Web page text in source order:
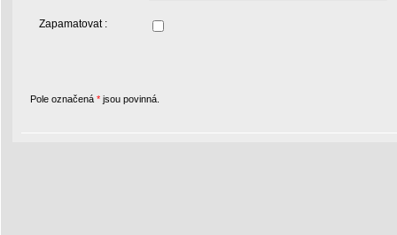
Zapamatovat :
Pole označená * jsou povinná.